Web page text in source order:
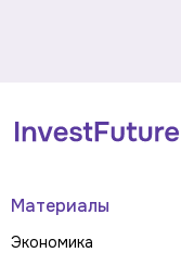
Материалы
Экономика